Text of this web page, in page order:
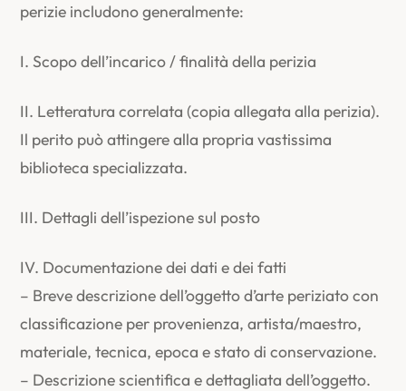
perizie includono generalmente:
I. Scopo dell’incarico / finalità della perizia
II. Letteratura correlata (copia allegata alla perizia).
Il perito può attingere alla propria vastissima
biblioteca specializzata.
III. Dettagli dell’ispezione sul posto
IV. Documentazione dei dati e dei fatti
– Breve descrizione dell’oggetto d’arte periziato con
classificazione per provenienza, artista/maestro,
materiale, tecnica, epoca e stato di conservazione.
– Descrizione scientifica e dettagliata dell’oggetto.